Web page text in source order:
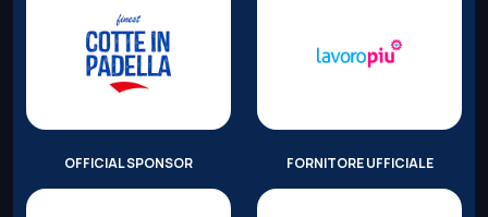
OFFICIAL SPONSOR FORNITORE UFFICIALE